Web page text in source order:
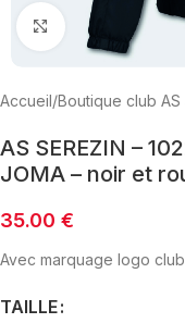
Click to enlarge
Accueil/Boutique club AS
AS SEREZIN –
JOMA – noir et
35.00 €
Avec marquage logo club
TAILLE